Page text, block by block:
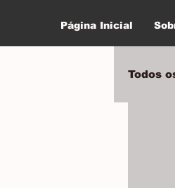
Página Inicial
Todos